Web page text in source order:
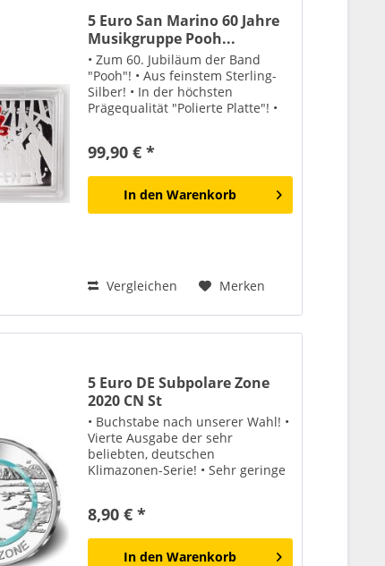
5 Euro San Marino 60 Jahre
Musikgruppe Pooh...
• Zum 60. Jubiläum der Band
"Pooh"! • Aus feinstem Sterling-
Silber! • In der höchsten
Prägequalität "Polierte Platte"! •
Pooh wurde 1966 gegründet. Zur
ursprünglichen Besetzung der...
99,90 € *
In den Warenkorb
Vergleichen Merken
5 Euro DE Subpolare Zone
2020 CN St
• Buchstabe nach unserer Wahl! •
Vierte Ausgabe der sehr
beliebten, deutschen
Klimazonen-Serie! • Sehr geringe
8,90 € *
In den Warenkorb